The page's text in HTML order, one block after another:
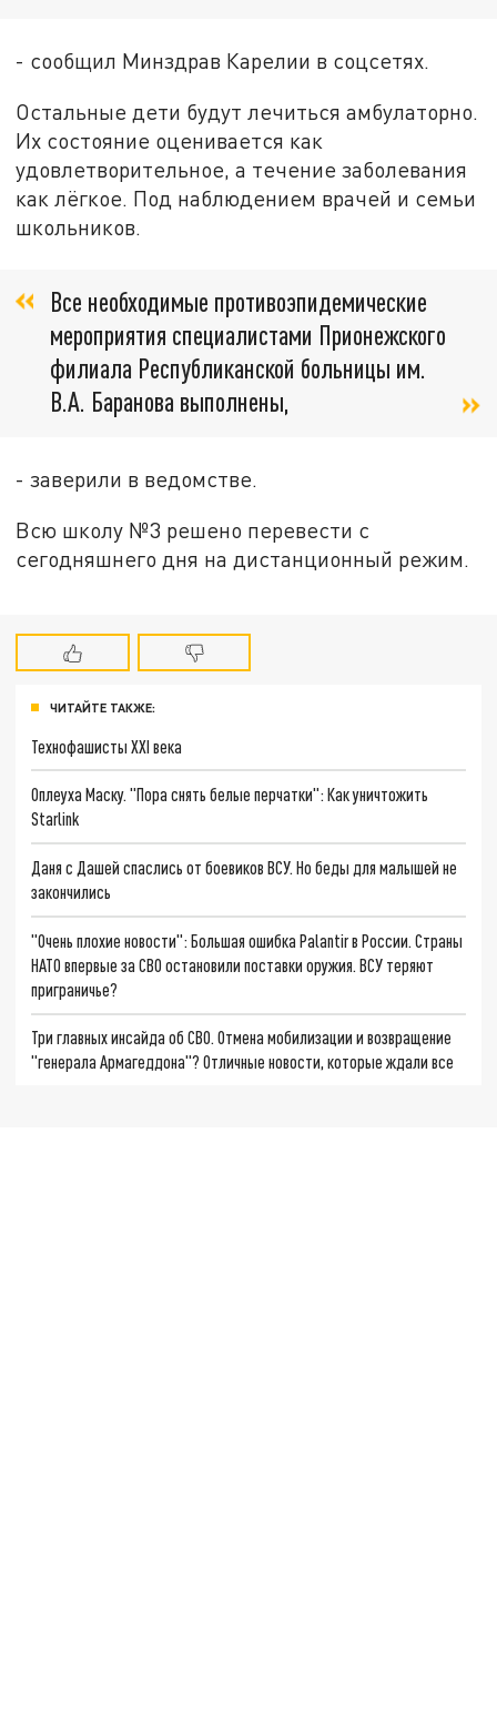
- сообщил Минздрав Карелии в соцсетях.
Остальные дети будут лечиться амбулаторно.
Их состояние оценивается как
удовлетворительное, а течение заболевания
как лёгкое. Под наблюдением врачей и семьи
школьников.
Все необходимые противоэпидемические
мероприятия специалистами Прионежского
филиала Республиканской больницы им.
В.А. Баранова выполнены,
- заверили в ведомстве.
Всю школу №3 решено перевести с
сегодняшнего дня на дистанционный режим.
ЧИТАЙТЕ ТАКЖЕ:
Технофашисты XXI века
Оплеуха Маску. "Пора снять белые перчатки": Как уничтожить
Starlink
Даня с Дашей спаслись от боевиков ВСУ. Но беды для малышей не
закончились
"Очень плохие новости": Большая ошибка Palantir в России. Страны
НАТО впервые за СВО остановили поставки оружия. ВСУ теряют
приграничье?
Три главных инсайда об СВО. Отмена мобилизации и возвращение
"генерала Армагеддона"? Отличные новости, которые ждали все